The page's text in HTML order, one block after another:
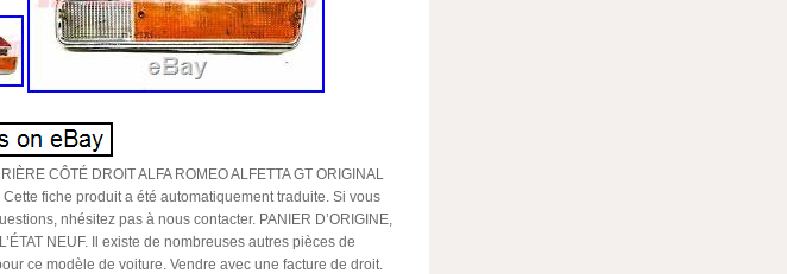
CÔTÉ DROIT ALFA ROMEO ALFETTA GT ORIGINAL
Cette fiche produit a été automatiquement traduite. Si vous
nhésitez pas à nous contacter. PANIER D’ORIGINE,
NEUF. Il existe de nombreuses autres pièces de
ce modèle de voiture. Vendre avec une facture de droit.